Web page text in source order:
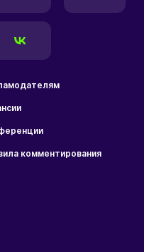
комментирования